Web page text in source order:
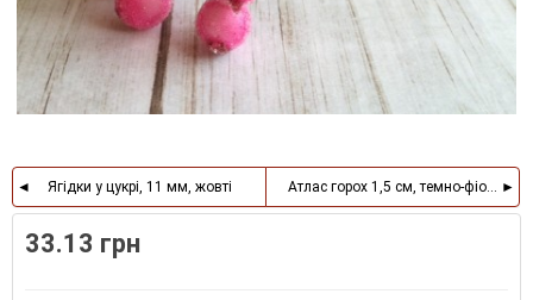
Ягідки у цукрі, 11 мм, жовті Атлас горох 1,5 см, темно-
33.13 грн